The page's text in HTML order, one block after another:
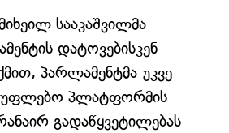
სააკაშვილმა
დატოვებისკენ
პარლამენტმა უკვე
პლატფორმის
გადაწყვეტილებას